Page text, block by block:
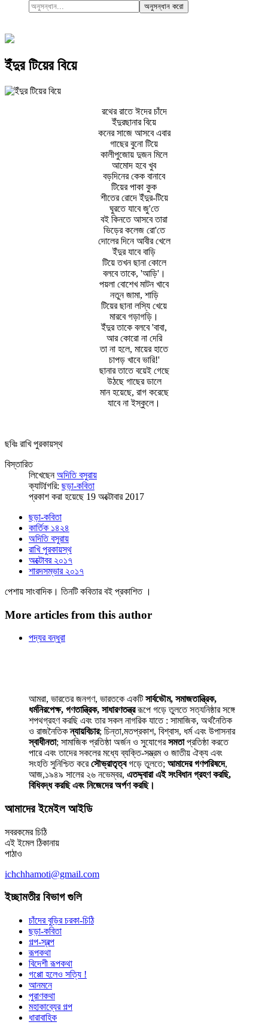
অনুসন্ধান করো
ইঁদুর টিয়ের বিয়ে
রথের রাতে ঈদের চাঁদে
ইঁদুরছানার বিয়ে
কনের সাজে আসবে এবার
গাছের বুনো টিয়ে
কালীপুজোয় দুজন মিলে
আমোদ হবে খুব
বড়দিনের কেক বানাবে
টিয়ের পাকা কুক
শীতের রোদে ইঁদুর-টিয়ে
ঘুরতে যাবে জু'তে
বই কিনতে আসবে তারা
ভিড়ের কলেজ রো'তে
দোলের দিনে আবীর খেলে
ইঁদুর যাবে বাড়ি
টিয়ে তখন ছানা কোলে
বলবে তাকে, 'আড়ি'।
পয়লা বোশেখ মাটন খাবে
নতুন জামা, শাড়ি
টিয়ের ছানা লস্যি খেয়ে
মারবে গড়াগড়ি।
ইঁদুর তাকে বলবে 'বাবা,
আর কোরো না দেরি
তা না হলে, মায়ের হাতে
চাপড় খাবে ভারি!'
ছানার তাতে বয়েই গেছে
উঠছে গাছের ডালে
মান হয়েছে, রাগ করেছে
যাবে না ইস্কুলে।
ছবিঃ রাখি পুরকায়স্থ
বিস্তারিত
লিখেছেনঅদিতি বসুরায়
ক্যাটfগরি: ছড়া-কবিতা
প্রকাশ করা হয়েছে 19 অক্টোবার 2017
ছড়া-কবিতা
কার্তিক ১৪২৪
অদিতি বসুরায়
রাখি পুরকায়স্থ
অক্টোবর ২০১৭
শারদসম্ভার ২০১৭
পেশায় সাংবাদিক। তিনটি কবিতার বই প্রকাশিত ।
More articles from this author
পদ্যর বন্ধুরা
আমরা, ভারতের জনগণ, ভারতকে একটিসার্বভৌম, সমাজতান্ত্রিক,
ধর্মনিরপেক্ষ, গণতান্ত্রিক, সাধারণতন্ত্ররূপে গড়ে তুলতে সত্যনিষ্ঠার সঙ্গে
শপথগ্রহণ করছি এবং তার সকল নাগরিক যাতে : সামাজিক, অর্থনৈতিক
ও রাজনৈতিকন্যায়বিচার; চিন্তা,মতপ্রকাশ, বিশ্বাস, ধর্ম এবং উপাসনার
স্বাধীনতা; সামাজিক প্রতিষ্ঠা অর্জন ও সুযোগেরসমতাপ্রতিষ্ঠা করতে
পারে এবং তাদের সকলের মধ্যে ব্যক্তি-সম্ভ্রম ও জাতীয় ঐক্য এবং
সংহতি সুনিশ্চিত করেসৌভ্রাতৃত্বগড়ে তুলতে; আমাদের গণপরিষদে,
আজ,১৯৪৯ সালের ২৬ নভেম্বর, এতদ্দ্বারা এই সংবিধান গ্রহণ করছি,
বিধিবদ্ধ করছি এবং নিজেদের অর্পণ করছি।
আমাদের ইমেইল আইডি
সবরকমের চিঠি
এই ইমেল ঠিকানায়
পাঠাও
ichchhamoti@gmail.com
ইচ্ছামতীর বিভাগ গুলি
চাঁদের বুড়ির চরকা-চিঠি
ছড়া-কবিতা
গল্প-স্বল্প
রূপকথা
বিদেশী রূপকথা
গপ্পো হলেও সত্যি !
আনমনে
পুরাণকথা
মহাকাব্যের গল্প
ধারাবাহিক